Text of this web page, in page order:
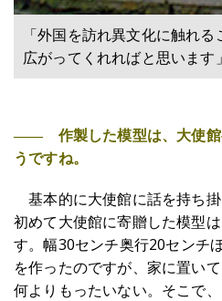
「外国を訪れ異文化に触れ
広がってくれればと思います」
―― 作製した模型は、大使館
うですね。
基本的に大使館に話を持ち掛
初めて大使館に寄贈した模型
す。幅30センチ奥行20センチ
を作ったのですが、家に置い
何よりもったいない。そこで